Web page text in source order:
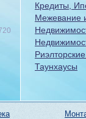
Кредиты,
Межевание
Таунхаусы